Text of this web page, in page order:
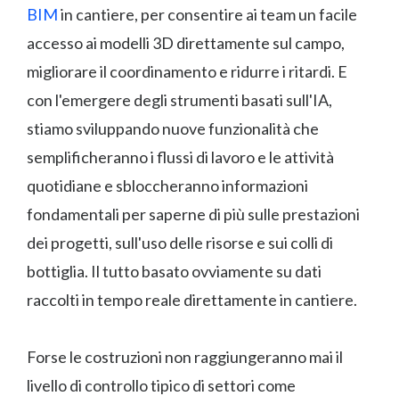
BIMin cantiere, per consentire ai team un facile
accesso ai modelli 3D direttamente sul campo,
migliorare il coordinamento e ridurre i ritardi. E
con l'emergere degli strumenti basati sull'IA,
stiamo sviluppando nuove funzionalità che
semplificheranno i flussi di lavoro e le attività
quotidiane e sbloccheranno informazioni
fondamentali per saperne di più sulle prestazioni
dei progetti, sull'uso delle risorse e sui colli di
bottiglia. Il tutto basato ovviamente su dati
raccolti in tempo reale direttamente in cantiere.
Forse le costruzioni non raggiungeranno mai il
livello di controllo tipico di settori come